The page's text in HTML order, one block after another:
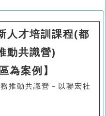
人才培訓課程(都
動共識營)
為案例】
推動共識營－以聯宏社